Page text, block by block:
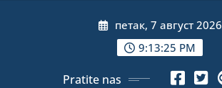
петак, 7 август 2026
9:13:27 PM
Pratite nas